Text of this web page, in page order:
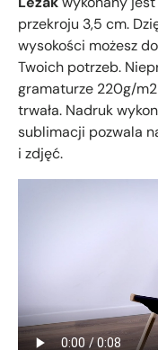
przekroju 3,5 cm.
wysokości możesz
Twoich potrzeb.
gramaturze 220g/
trwała. Nadruk
sublimacji pozwala
i zdjęć.